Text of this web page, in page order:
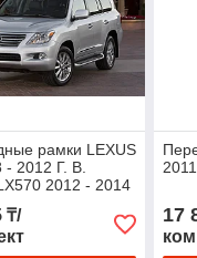
рамки LEXUS
- 2012 Г. В.
2012 - 2014
AFS МОДУЛЬ
3R
₸/
17